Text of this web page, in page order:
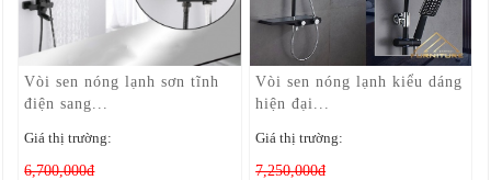
Vòi sen nóng lạnh sơn tĩnh
điện sang...
Giá thị trường:
6,700,000đ
Vòi sen nóng lạnh kiểu dáng
hiện đại...
Giá thị trường:
7,250,000đ